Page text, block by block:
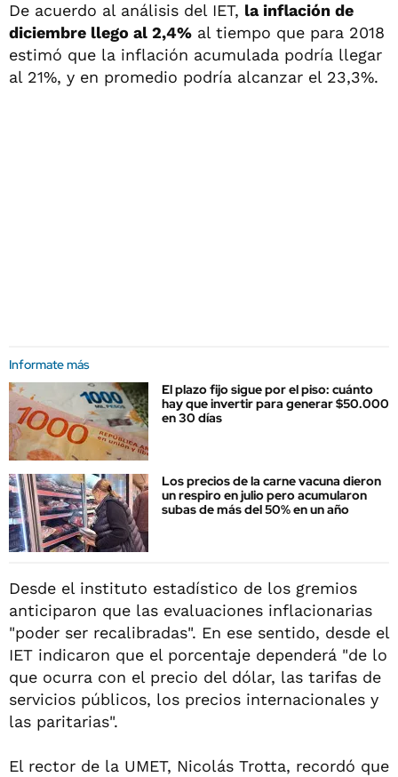
De acuerdo al análisis del IET, la inflación de
diciembre llego al 2,4% al tiempo que para 2018
estimó que la inflación acumulada podría llegar
al 21%, y en promedio podría alcanzar el 23,3%.
Informate más
El plazo fijo sigue por el piso: cuánto
hay que invertir para generar $50.000
en 30 días
Los precios de la carne vacuna dieron
un respiro en julio pero acumularon
subas de más del 50% en un año
Desde el instituto estadístico de los gremios
anticiparon que las evaluaciones inflacionarias
"poder ser recalibradas". En ese sentido, desde el
IET indicaron que el porcentaje dependerá "de lo
que ocurra con el precio del dólar, las tarifas de
servicios públicos, los precios internacionales y
las paritarias".
El rector de la UMET, Nicolás Trotta, recordó que